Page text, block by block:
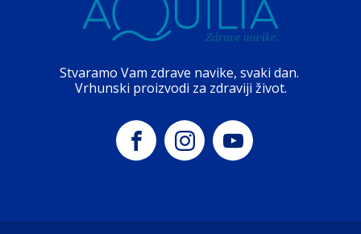
Stvaramo Vam zdrave navike, svaki dan.
Vrhunski proizvodi za zdraviji život.